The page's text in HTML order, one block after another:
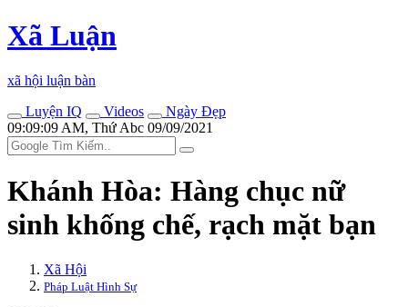
Xã Luận
xã hội luận bàn
Luyện IQ
Videos
Ngày Đẹp
09:09:09 AM, Thứ Abc 09/09/2021
Khánh Hòa: Hàng chục nữ
sinh khống chế, rạch mặt bạn
Xã Hội
Pháp Luật Hình Sự